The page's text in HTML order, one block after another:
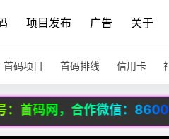
项目发布 广告 关于
首码项目 首码排线 信用卡
码网，合作微信：